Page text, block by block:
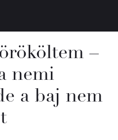
–
nemi
a baj nem